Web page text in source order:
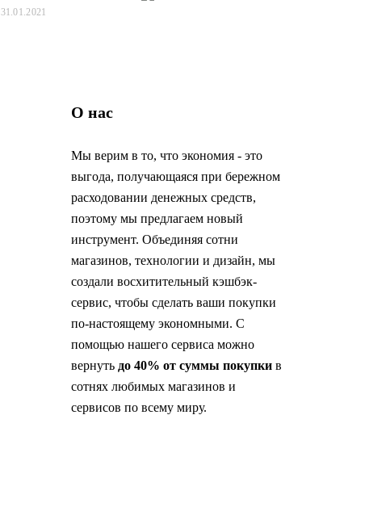
31.01.2021
О нас
Мы верим в то, что экономия - это
выгода, получающаяся при бережном
расходовании денежных средств,
поэтому мы предлагаем новый
инструмент. Объединяя сотни
магазинов, технологии и дизайн, мы
создали восхитительный кэшбэк-
сервис, чтобы сделать ваши покупки
по-настоящему экономными. С
помощью нашего сервиса можно
вернуть до 40% от суммы покупкив
сотнях любимых магазинов и
сервисов по всему миру.